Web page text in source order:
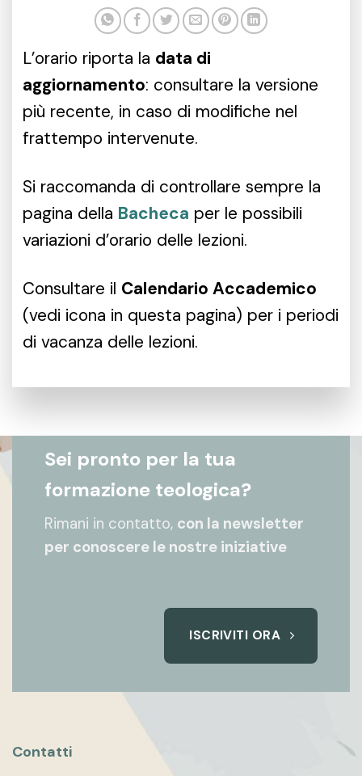
L’orario riporta la data di
aggiornamento: consultare la versione
più recente, in caso di modifiche nel
frattempo intervenute.
Si raccomanda di controllare sempre la
pagina della Bacheca per le possibili
variazioni d’orario delle lezioni.
Consultare il Calendario Accademico
(vedi icona in questa pagina) per i periodi
di vacanza delle lezioni.
Sei pronto per la tua
formazione teologica?
Rimani in contatto, con la newsletter
per conoscere le nostre iniziative
ISCRIVITI ORA
Contatti